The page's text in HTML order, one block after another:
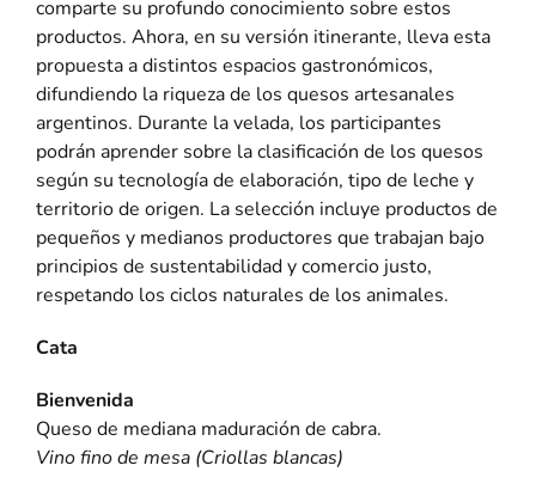
comparte su profundo conocimiento sobre estos
productos. Ahora, en su versión itinerante, lleva esta
propuesta a distintos espacios gastronómicos,
difundiendo la riqueza de los quesos artesanales
argentinos. Durante la velada, los participantes
podrán aprender sobre la clasificación de los quesos
según su tecnología de elaboración, tipo de leche y
territorio de origen. La selección incluye productos de
pequeños y medianos productores que trabajan bajo
principios de sustentabilidad y comercio justo,
respetando los ciclos naturales de los animales.
Cata
Bienvenida
Queso de mediana maduración de cabra.
Vino fino de mesa (Criollas blancas)